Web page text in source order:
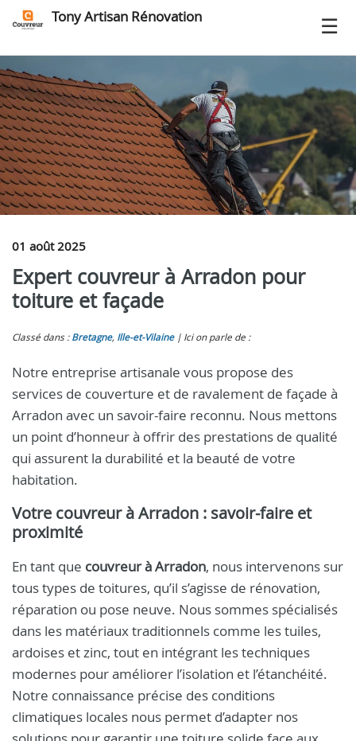
Tony Artisan Rénovation
01 août 2025
Expert couvreur à Arradon pour
toiture et façade
Classé dans : Bretagne, Ille-et-Vilaine Ici on parle de :
Notre entreprise artisanale vous propose des
services de couverture et de ravalement de façade à
Arradon avec un savoir-faire reconnu. Nous mettons
un point d’honneur à offrir des prestations de qualité
qui assurent la durabilité et la beauté de votre
habitation.
Votre couvreur à Arradon : savoir-faire et
proximité
En tant que couvreur à Arradon, nous intervenons sur
tous types de toitures, qu’il s’agisse de rénovation,
réparation ou pose neuve. Nous sommes spécialisés
dans les matériaux traditionnels comme les tuiles,
ardoises et zinc, tout en intégrant les techniques
modernes pour améliorer l’isolation et l’étanchéité.
Notre connaissance précise des conditions
climatiques locales nous permet d’adapter nos